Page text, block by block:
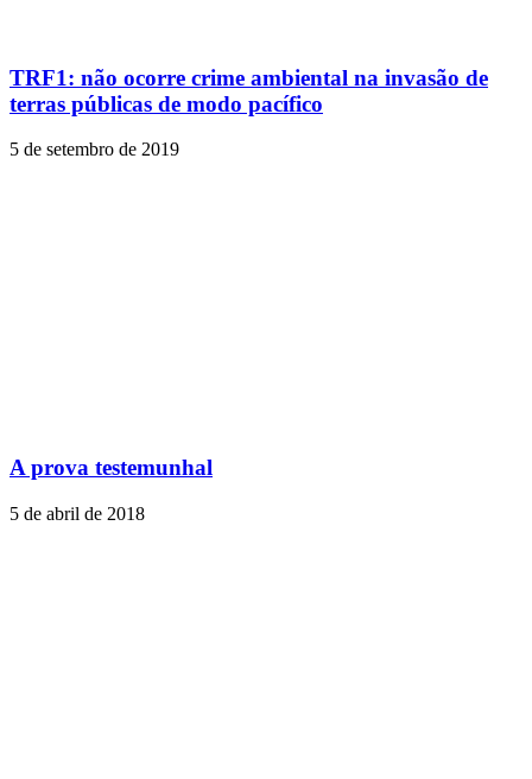
TRF1: não ocorre crime ambiental na invasão de
terras públicas de modo pacífico
5 de setembro de 2019
A prova testemunhal
5 de abril de 2018